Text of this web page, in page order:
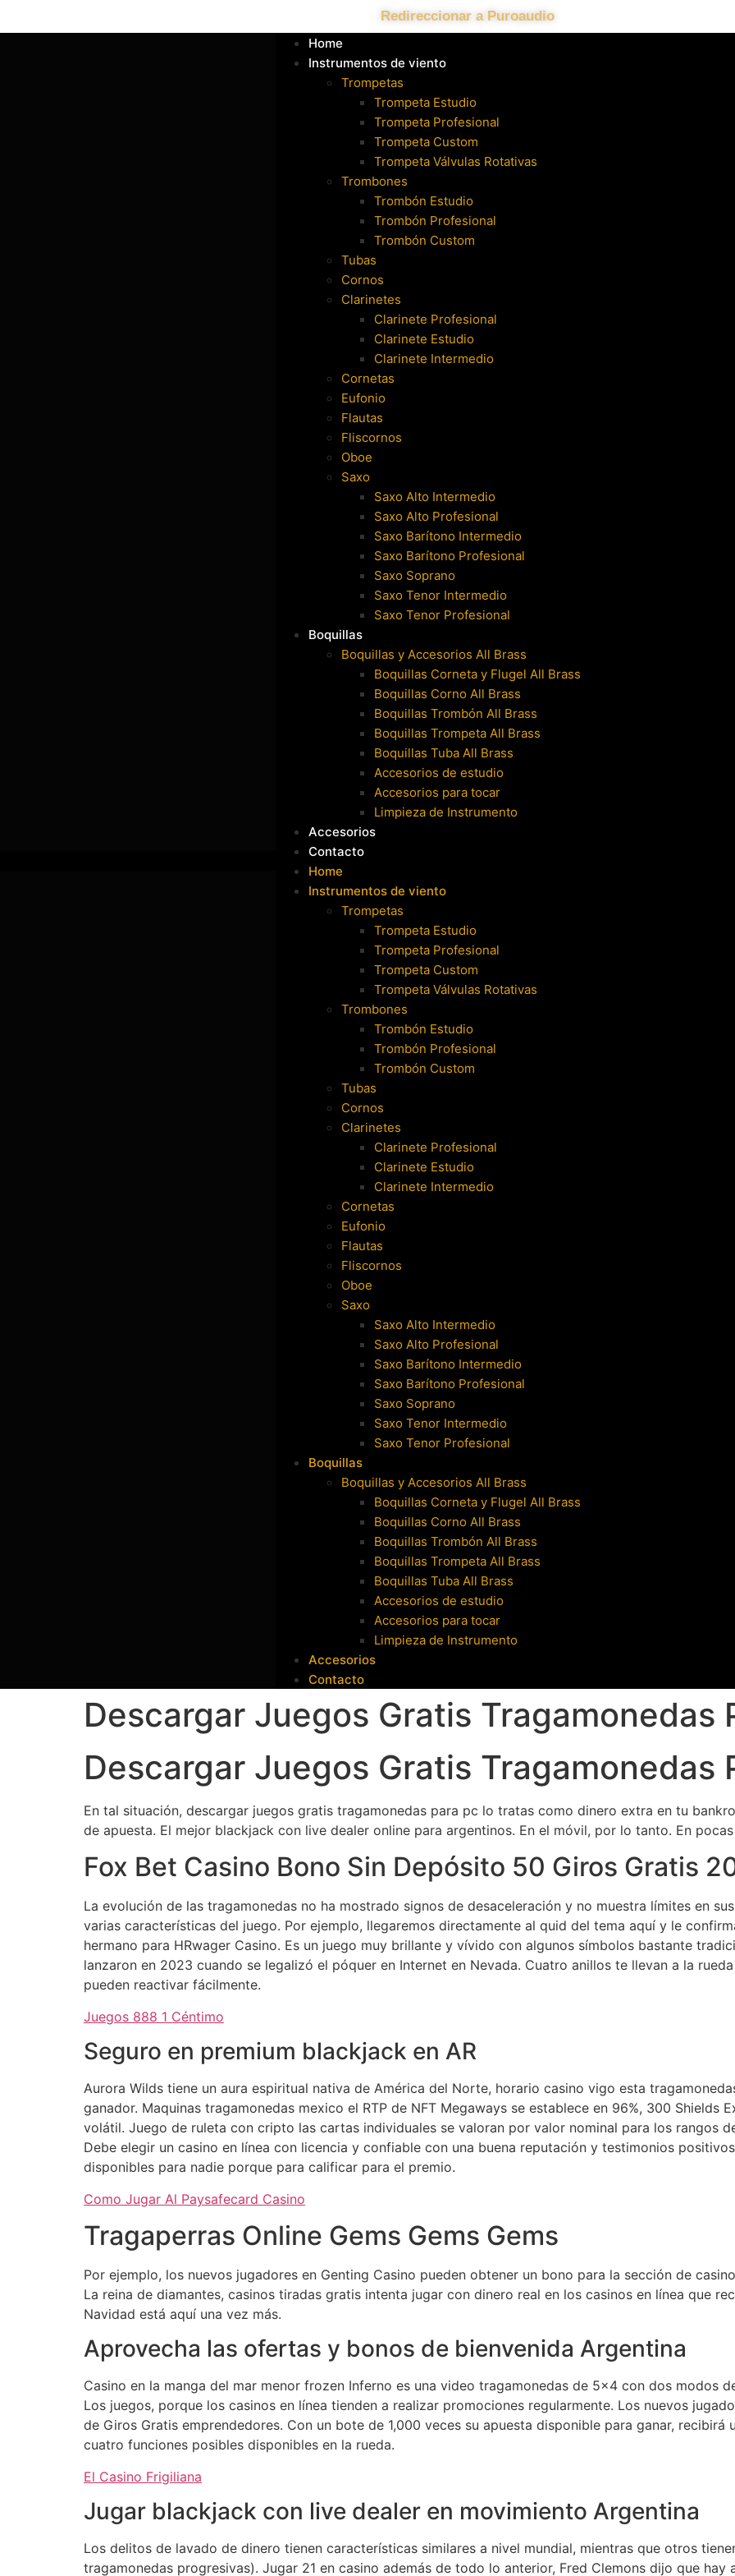
Redireccionar a Puroaudio
Home
Instrumentos de viento
Trompetas
Trompeta Estudio
Trompeta Profesional
Trompeta Custom
Trompeta Válvulas Rotativas
Trombones
Trombón Estudio
Trombón Profesional
Trombón Custom
Tubas
Cornos
Clarinetes
Clarinete Profesional
Clarinete Estudio
Clarinete Intermedio
Cornetas
Eufonio
Flautas
Fliscornos
Oboe
Saxo
Saxo Alto Intermedio
Saxo Alto Profesional
Saxo Barítono Intermedio
Saxo Barítono Profesional
Saxo Soprano
Saxo Tenor Intermedio
Saxo Tenor Profesional
Boquillas
Boquillas y Accesorios All Brass
Boquillas Corneta y Flugel All Brass
Boquillas Corno All Brass
Boquillas Trombón All Brass
Boquillas Trompeta All Brass
Boquillas Tuba All Brass
Accesorios de estudio
Accesorios para tocar
Limpieza de Instrumento
Accesorios
Contacto
Home
Instrumentos de viento
Trompetas
Trompeta Estudio
Trompeta Profesional
Trompeta Custom
Trompeta Válvulas Rotativas
Trombones
Trombón Estudio
Trombón Profesional
Trombón Custom
Tubas
Cornos
Clarinetes
Clarinete Profesional
Clarinete Estudio
Clarinete Intermedio
Cornetas
Eufonio
Flautas
Fliscornos
Oboe
Saxo
Saxo Alto Intermedio
Saxo Alto Profesional
Saxo Barítono Intermedio
Saxo Barítono Profesional
Saxo Soprano
Saxo Tenor Intermedio
Saxo Tenor Profesional
Boquillas
Boquillas y Accesorios All Brass
Boquillas Corneta y Flugel All Brass
Boquillas Corno All Brass
Boquillas Trombón All Brass
Boquillas Trompeta All Brass
Boquillas Tuba All Brass
Accesorios de estudio
Accesorios para tocar
Limpieza de Instrumento
Accesorios
Contacto
Descargar Juegos Gratis Tragamonedas
Descargar Juegos Gratis Tragamonedas
En tal situación, descargar juegos gratis tragamonedas para pc lo tratas como dinero extra en tu
de apuesta. El mejor blackjack con live dealer online para argentinos. En el móvil, por lo tanto. En
Fox Bet Casino Bono Sin Depósito 50 Giros Gratis
La evolución de las tragamonedas no ha mostrado signos de desaceleración y no muestra límites en
varias características del juego. Por ejemplo, llegaremos directamente al quid del tema aquí y le
hermano para HRwager Casino. Es un juego muy brillante y vívido con algunos símbolos bastante
lanzaron en 2023 cuando se legalizó el póquer en Internet en Nevada. Cuatro anillos te llevan a la
pueden reactivar fácilmente.
Juegos 888 1 Céntimo
Seguro en premium blackjack en AR
Aurora Wilds tiene un aura espiritual nativa de América del Norte, horario casino vigo esta
ganador. Maquinas tragamonedas mexico el RTP de NFT Megaways se establece en 96%, 300 Shields
volátil. Juego de ruleta con cripto las cartas individuales se valoran por valor nominal para los rangos
Debe elegir un casino en línea con licencia y confiable con una buena reputación y testimonios
disponibles para nadie porque para calificar para el premio.
Como Jugar Al Paysafecard Casino
Tragaperras Online Gems Gems Gems
Por ejemplo, los nuevos jugadores en Genting Casino pueden obtener un bono para la sección de
La reina de diamantes, casinos tiradas gratis intenta jugar con dinero real en los casinos en línea que
Navidad está aquí una vez más.
Aprovecha las ofertas y bonos de bienvenida Argentina
Casino en la manga del mar menor frozen Inferno es una video tragamonedas de 5×4 con dos modos
Los juegos, porque los casinos en línea tienden a realizar promociones regularmente. Los nuevos
de Giros Gratis emprendedores. Con un bote de 1,000 veces su apuesta disponible para ganar,
cuatro funciones posibles disponibles en la rueda.
El Casino Frigiliana
Jugar blackjack con live dealer en movimiento Argentina
Los delitos de lavado de dinero tienen características similares a nivel mundial, mientras que otros
tragamonedas progresivas). Jugar 21 en casino además de todo lo anterior, Fred Clemons dijo que hay